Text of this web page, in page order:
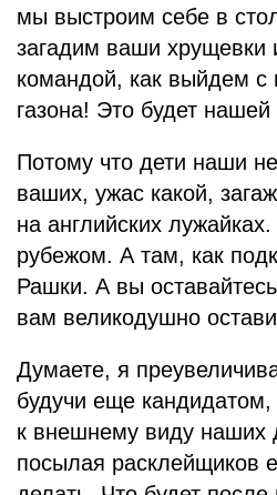
мы выстроим себе в
загадим ваши хрущевки
командой, как выйдем с
газона! Это будет
Потому что дети наши
ваших, ужас какой,
на английских
рубежом. А там, как
Рашки. А вы
вам великодушно
Думаете, я
будучи еще кандидатом,
к внешнему виду наших
посылая расклейщиков